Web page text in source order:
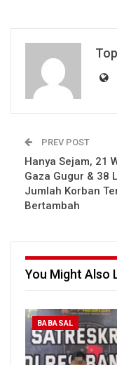
PREV POST
Hanya Sejam, 21
Gaza Gugur & 38
Jumlah Korban
Bertambah
You Might Also
BABASAL